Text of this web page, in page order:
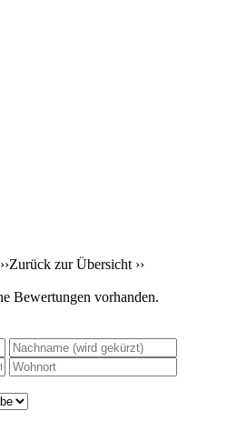
Zurück zur Übersicht ››
Bewertungen vorhanden.